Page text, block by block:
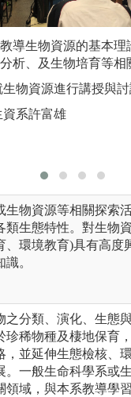
生苗復育技術
導生物資源的基本理
析、及生物培育等相
物資源進行講授與討
資系許富雄
生物資源等相關探索
類生態特性。對生物
、環境教育)具有高度
。
之分類、演化、生態
珍稀物種及棲地保育
，並延伸生態檢核、
。一般生命科學系或
域，與本系教導學